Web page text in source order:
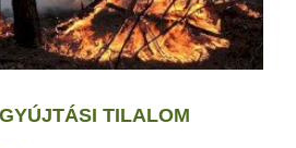
TILALOM